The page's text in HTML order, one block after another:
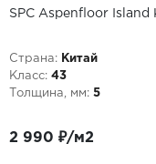
SPC Aspenfloor Island
Страна:
Китай
Класс: 43
Толщина, мм: 5
2 990 ₽/м2